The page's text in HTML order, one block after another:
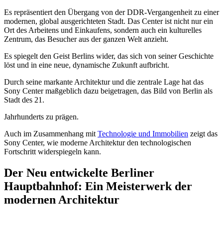
Es repräsentiert den Übergang von der DDR-Vergangenheit zu einer
modernen, global ausgerichteten Stadt. Das Center ist nicht nur ein
Ort des Arbeitens und Einkaufens, sondern auch ein kulturelles
Zentrum, das Besucher aus der ganzen Welt anzieht.
Es spiegelt den Geist Berlins wider, das sich von seiner Geschichte
löst und in eine neue, dynamische Zukunft aufbricht.
Durch seine markante Architektur und die zentrale Lage hat das
Sony Center maßgeblich dazu beigetragen, das Bild von Berlin als
Stadt des 21.
Jahrhunderts zu prägen.
Auch im Zusammenhang mit Technologie und Immobilien zeigt das
Sony Center, wie moderne Architektur den technologischen
Fortschritt widerspiegeln kann.
Der Neu entwickelte Berliner
Hauptbahnhof: Ein Meisterwerk der
modernen Architektur